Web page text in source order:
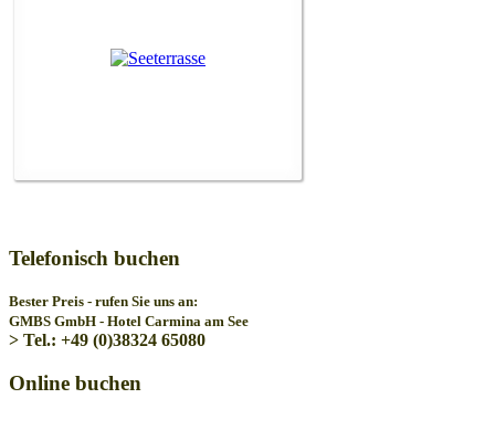
Telefonisch buchen
Bester Preis - rufen Sie uns an:
GMBS GmbH - Hotel Carmina am See
> Tel.: +49 (0)38324 65080
Online buchen